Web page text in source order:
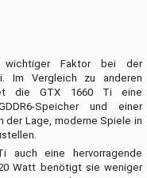
wichtiger Faktor bei der
Im Vergleich zu anderen
die GTX 1660 Ti eine
Speicher und einer
der Lage, moderne Spiele in
auch eine hervorragende
Watt benötigt sie weniger